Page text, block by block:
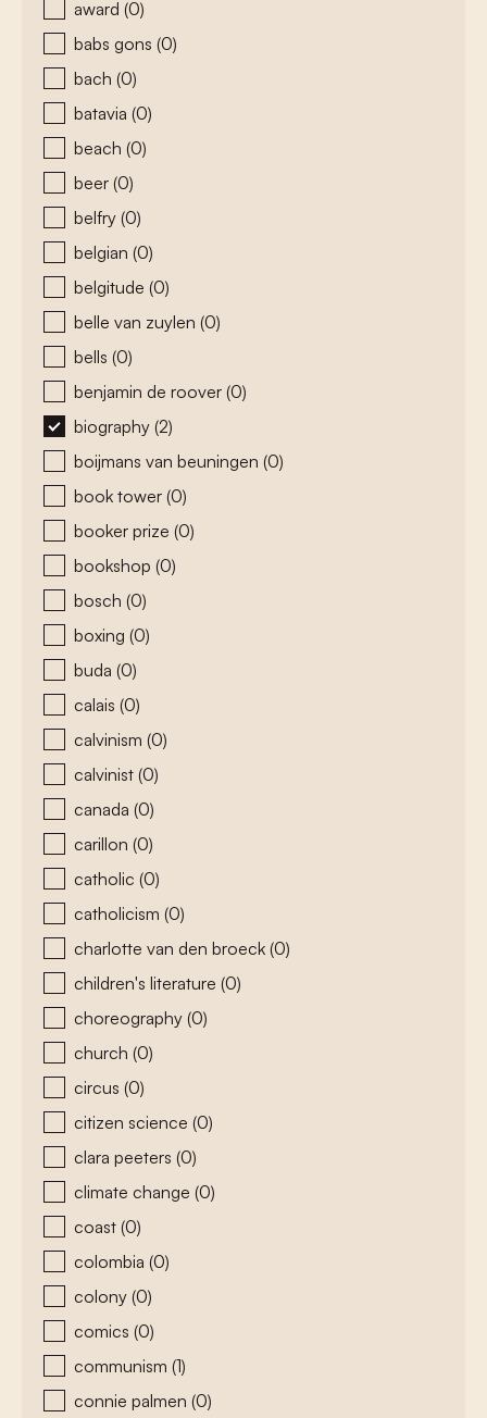
award (0)
babs gons (0)
bach (0)
batavia (0)
beach (0)
beer (0)
belfry (0)
belgian (0)
belgitude (0)
belle van zuylen (0)
bells (0)
benjamin de roover (0)
biography (2)
boijmans van beuningen (0)
book tower (0)
booker prize (0)
bookshop (0)
bosch (0)
boxing (0)
buda (0)
calais (0)
calvinism (0)
calvinist (0)
canada (0)
carillon (0)
catholic (0)
catholicism (0)
charlotte van den broeck (0)
children's literature (0)
choreography (0)
church (0)
circus (0)
citizen science (0)
clara peeters (0)
climate change (0)
coast (0)
colombia (0)
colony (0)
comics (0)
communism (1)
connie palmen (0)